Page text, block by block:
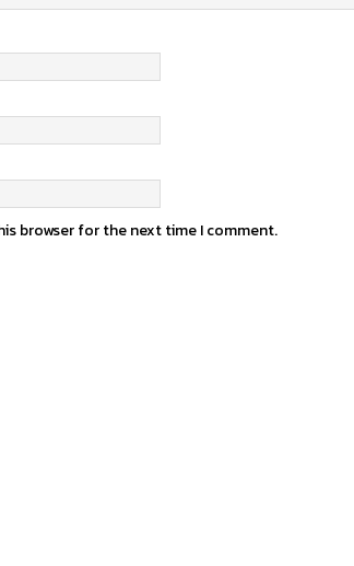
browser for the next time I comment.